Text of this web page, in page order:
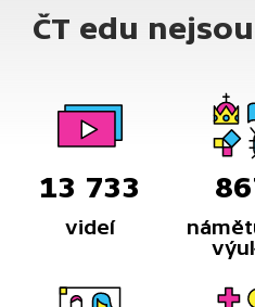
To jsou témata rozhovoru
Stacha s planetologem
před přistáním sondy
Marsu.
ČT edu
13 733
videí